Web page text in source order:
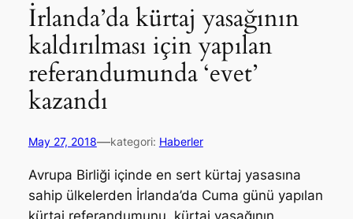
İrlanda’da kürtaj yasağının
kaldırılması için yapılan
referandumunda ‘evet’
kazandı
May 27, 2018—kategori: Haberler
Avrupa Birliği içinde en sert kürtaj yasasına
sahip ülkelerden İrlanda’da Cuma günü yapılan